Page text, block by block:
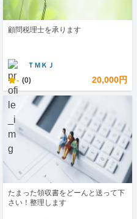
顧問税理士を承ります
ＴＭＫＪ
- (0) 20,000円
たまった領収書をどーんと送って下
さい！整理します